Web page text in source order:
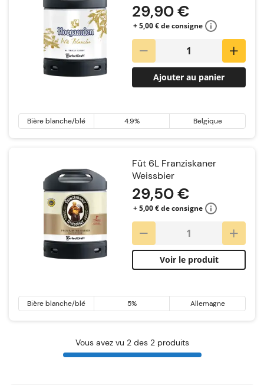
29,90 €
+ 5,00 € de consigne
Ajouter au panier
Bière blanche/blé 4.9% Belgique
Fût 6L Franziskaner
Weissbier
29,50 €
+ 5,00 € de consigne
Voir le produit
Bière blanche/blé 5% Allemagne
Vous avez vu 2 des 2 produits